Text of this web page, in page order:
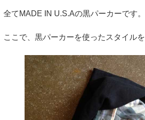
全てMADE IN U.S.Aの黒パーカーです。
ここで、黒パーカーを使ったスタイルを